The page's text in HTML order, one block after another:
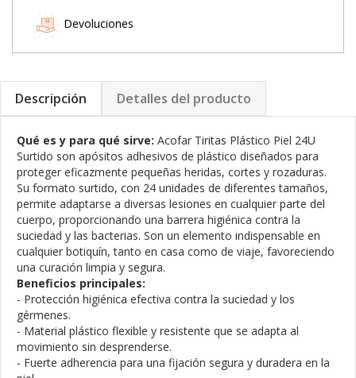
Devoluciones
Descripción Detalles del producto
Qué es y para qué sirve: Acofar Tiritas Plástico Piel 24U
Surtido son apósitos adhesivos de plástico diseñados para
proteger eficazmente pequeñas heridas, cortes y rozaduras.
Su formato surtido, con 24 unidades de diferentes tamaños,
permite adaptarse a diversas lesiones en cualquier parte del
cuerpo, proporcionando una barrera higiénica contra la
suciedad y las bacterias. Son un elemento indispensable en
cualquier botiquín, tanto en casa como de viaje, favoreciendo
una curación limpia y segura.
Beneficios principales:
- Protección higiénica efectiva contra la suciedad y los
gérmenes.
- Material plástico flexible y resistente que se adapta al
movimiento sin desprenderse.
- Fuerte adherencia para una fijación segura y duradera en la